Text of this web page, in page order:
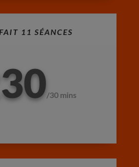
11 SÉANCES
/30 mins